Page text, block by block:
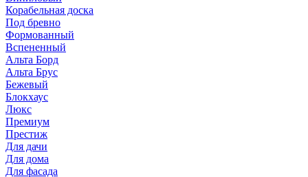
Корабельная доска
Под бревно
Формованный
Вспененный
Альта Борд
Альта Брус
Бежевый
Блокхаус
Люкс
Премиум
Престиж
Для дачи
Для дома
Для фасада